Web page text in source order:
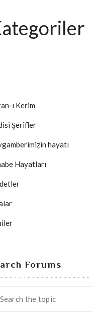
ı Kerim
Şerifler
hayatı
Hayatları
Forums